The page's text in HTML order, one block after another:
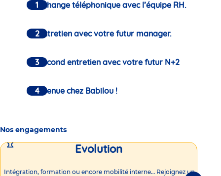
Un échange téléphonique avec l’équipe RH.
Un entretien avec votre futur manager.
Un second entretien avec votre futur N+2
Bienvenue chez Babilou !
Nos engagements
Evolution
Intégration, formation ou encore mobilité interne… Rejoignez un